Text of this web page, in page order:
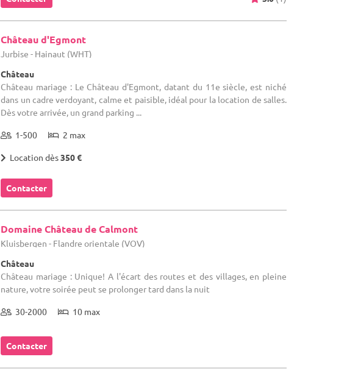
Château d'Egmont
Jurbise - Hainaut (WHT)
Château
Château mariage : Le Château d'Egmont, datant du 11e siècle, est niché
dans un cadre verdoyant, calme et paisible, idéal pour la location de salles.
Dès votre arrivée, un grand parking ...
1-500 2 max
Location dès350 €
Contacter
Domaine Château de Calmont
Kluisbergen - Flandre orientale (VOV)
Château
Château mariage : Unique! A l'écart des routes et des villages, en pleine
nature, votre soirée peut se prolonger tard dans la nuit
30-2000 10 max
Contacter